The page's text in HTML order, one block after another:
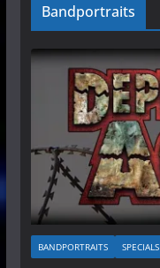
Bandportraits
BANDPORTRAITS SPECIALS